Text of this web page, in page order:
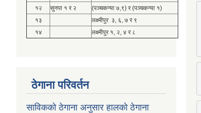
१२
सुनपा १ र २
(पञ्चकन्या ७,९) र (पञ्चकन्या १)
१३
लक्ष्मीपुर ३, ६, ७ र ९
१४
लक्ष्मीपुर १, २, ४ र ८
ठेगाना परिवर्तन
साविकको ठेगाना अनुसार हालको ठेगाना